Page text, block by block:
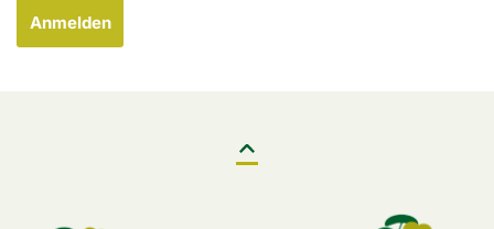
Anmelden